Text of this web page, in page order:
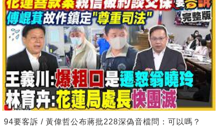
94要客訴 / 黃偉哲公布蔣批228深偽音檔問：可以嗎？